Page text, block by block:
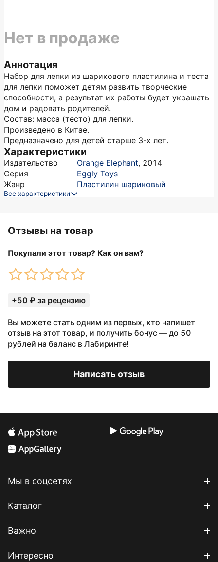
Аннотация
Набор для лепки из шарикового пластилина и теста
для лепки поможет детям развить творческие
способности, а результат их работы будет украшать
дом и радовать родителей.
Состав: масса (тесто) для лепки.
Произведено в Китае.
Предназначено для детей старше 3-х лет.
Характеристики
Издательство Orange Elephant, 2014
Серия
Eggly Toys
Жанр
Пластилин шариковый
Все характеристики
Нет в продаже
Отзывы на товар
Покупали этот товар? Как он вам?
+50 ₽ за рецензию
Вы можете стать одним из первых, кто напишет
отзыв на этот товар, и получить бонус — до 50
рублей на баланс в Лабиринте!
Написать отзыв
Мы в соцсетях
Каталог
Важно
Интересно